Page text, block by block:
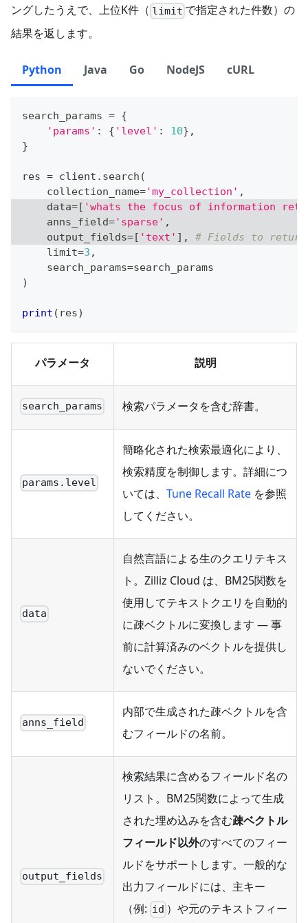
ングしたうえで、上位K件（ limit で指定された件数）の
結果を返します。
Python Java Go NodeJS cURL
search_params = {
'params' : { 'level' : 10} ,
}
res = client . search (
    collection_name
='my_collection' ,
    data
=[ 'whats the focus of information
    anns_field
='sparse' ,
    output_fields
=[ 'text' ] ,
# Fields to
    limit
=3 ,
    search_params
=search_params
)
print ( res)
パラメータ 説明
search_params 検索パラメータを含む辞書。
params.level
簡略化された検索最適化により、
検索精度を制御します。詳細につ
いては、 Tune Recall Rate を参照
してください。
data
自然言語による生のクエリテキス
ト。Zilliz Cloud は、BM25関数を
使用してテキストクエリを自動的
に疎ベクトルに変換します — 事
前に計算済みのベクトルを提供し
ないでください。
anns_field
内部で生成された疎ベクトルを含
むフィールドの名前。
output_fields
検索結果に含めるフィールド名の
リスト。BM25関数によって生成
された埋め込みを含む疎ベクトル
フィールド以外のすべてのフィー
ルドをサポートします。一般的な
出力フィールドには、主キー
（例: id ）や元のテキストフィー